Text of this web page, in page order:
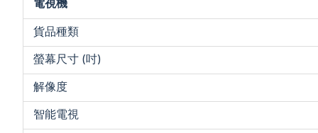
電視機
貨品種類
螢幕尺寸 (吋)
解像度
智能電視